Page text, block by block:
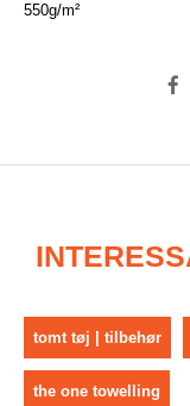
550g/m²
tomt tøj | tilbehør
the one towelling